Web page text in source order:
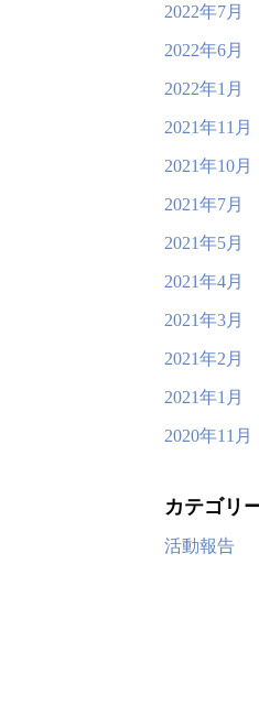
2022年7月
2022年6月
2022年1月
2021年11月
2021年10月
2021年7月
2021年5月
2021年4月
2021年3月
2021年2月
2021年1月
2020年11月
カテゴリ
活動報告